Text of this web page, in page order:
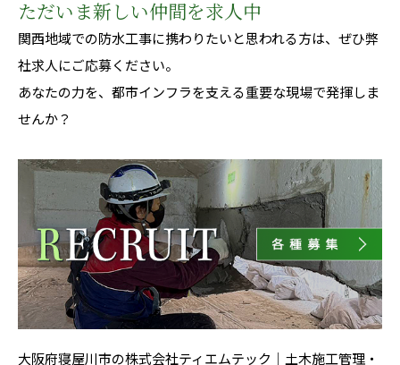
ただいま新しい仲間を求人中
関西地域での防水工事に携わりたいと思われる方は、ぜひ弊
社求人にご応募ください。
あなたの力を、都市インフラを支える重要な現場で発揮しま
せんか？
大阪府寝屋川市の株式会社ティエムテック｜土木施工管理・